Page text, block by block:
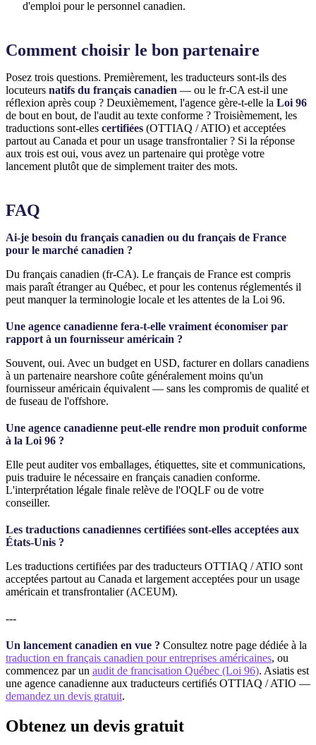
d'emploi pour le personnel canadien.
Comment choisir le bon partenaire
Posez trois questions. Premièrement, les traducteurs sont-ils des
locuteurs natifs du français canadien — ou le fr-CA est-il une
réflexion après coup ? Deuxièmement, l'agence gère-t-elle la Loi 96
de bout en bout, de l'audit au texte conforme ? Troisièmement, les
traductions sont-elles certifiées (OTTIAQ / ATIO) et acceptées
partout au Canada et pour un usage transfrontalier ? Si la réponse
aux trois est oui, vous avez un partenaire qui protège votre
lancement plutôt que de simplement traiter des mots.
FAQ
Ai-je besoin du français canadien ou du français de France
pour le marché canadien ?
Du français canadien (fr-CA). Le français de France est compris
mais paraît étranger au Québec, et pour les contenus réglementés il
peut manquer la terminologie locale et les attentes de la Loi 96.
Une agence canadienne fera-t-elle vraiment économiser par
rapport à un fournisseur américain ?
Souvent, oui. Avec un budget en USD, facturer en dollars canadiens
à un partenaire nearshore coûte généralement moins qu'un
fournisseur américain équivalent — sans les compromis de qualité et
de fuseau de l'offshore.
Une agence canadienne peut-elle rendre mon produit conforme
à la Loi 96 ?
Elle peut auditer vos emballages, étiquettes, site et communications,
puis traduire le nécessaire en français canadien conforme.
L'interprétation légale finale relève de l'OQLF ou de votre
conseiller.
Les traductions canadiennes certifiées sont-elles acceptées aux
États-Unis ?
Les traductions certifiées par des traducteurs OTTIAQ / ATIO sont
acceptées partout au Canada et largement acceptées pour un usage
américain et transfrontalier (ACEUM).
---
Un lancement canadien en vue ? Consultez notre page dédiée à la
traduction en français canadien pour entreprises américaines, ou
commencez par un audit de francisation Québec (Loi 96). Asiatis est
une agence canadienne aux traducteurs certifiés OTTIAQ / ATIO —
demandez un devis gratuit.
Obtenez un devis gratuit